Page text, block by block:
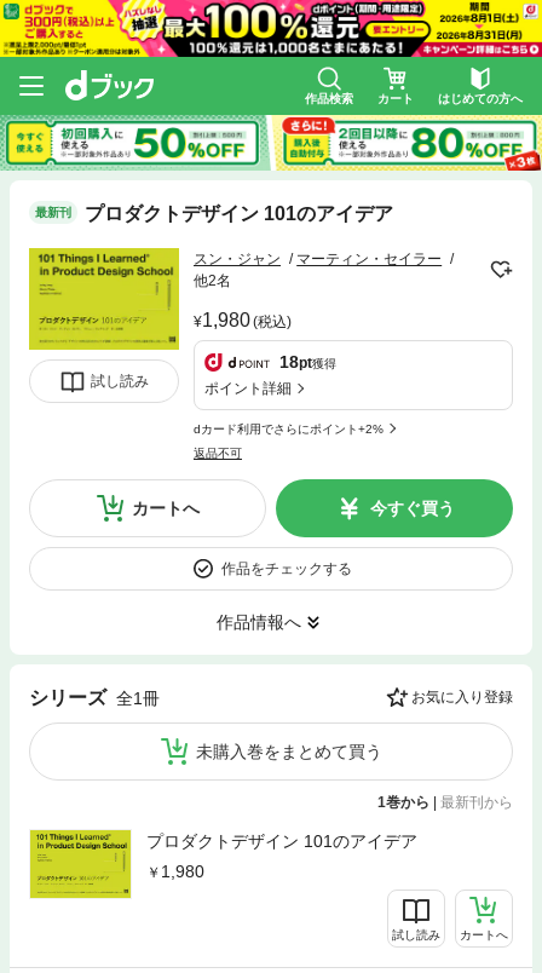
作品検索 カート はじめての方へ
最新刊 プロダクトデザイン 101のアイデア
試し読み
スン・ジャン
マーティン・セイラー
他2名
1,980(税込)
18pt獲得
ポイント詳細
dカード利用でさらにポイント+2%
返品不可
カートへ 今すぐ買う
作品をチェックする
作品情報へ
シリーズ 全1冊 お気に入り登録
未購入巻をまとめて買う
1巻から 最新刊から
プロダクトデザイン 101のアイデア
1,980
試し読み カートへ